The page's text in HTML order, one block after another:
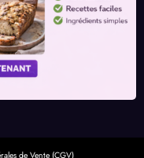
de Vente (CGV)